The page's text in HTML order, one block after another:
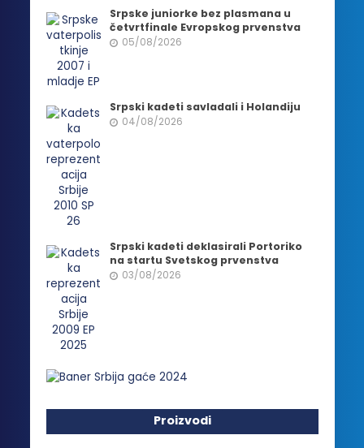
Srpske juniorke bez plasmana u
četvrtfinale Evropskog prvenstva
05/08/2026
Srpski kadeti savladali i Holandiju
04/08/2026
Srpski kadeti deklasirali Portoriko
na startu Svetskog prvenstva
03/08/2026
Proizvodi